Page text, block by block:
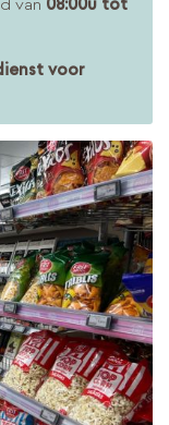
van 08:00u tot
voor